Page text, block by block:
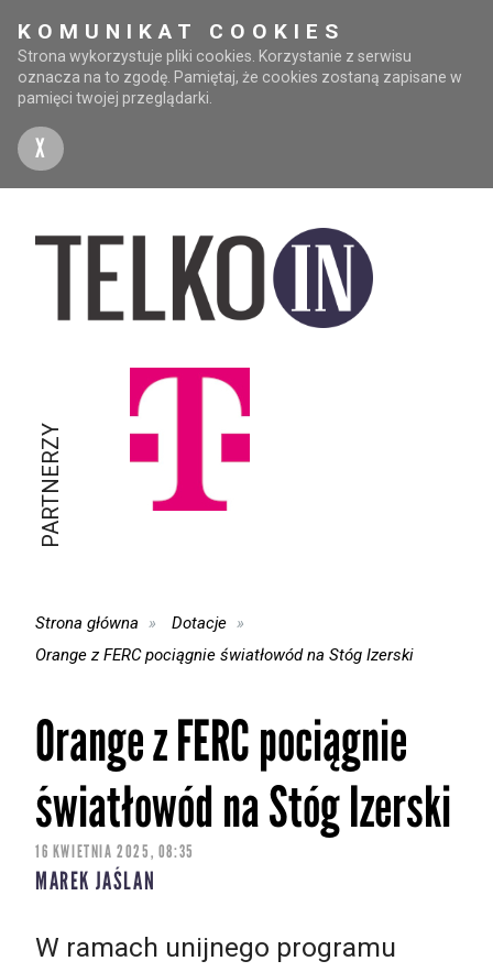
KOMUNIKAT COOKIES
Strona wykorzystuje pliki cookies. Korzystanie z serwisu
oznacza na to zgodę. Pamiętaj, że cookies zostaną zapisane w
pamięci twojej przeglądarki.
X
PARTNERZY
Strona główna
Dotacje
Orange z FERC pociągnie światłowód na Stóg Izerski
Orange z FERC pociągnie
światłowód na Stóg Izerski
16 KWIETNIA 2025, 08:35
MAREK JAŚLAN
W ramach unijnego programu